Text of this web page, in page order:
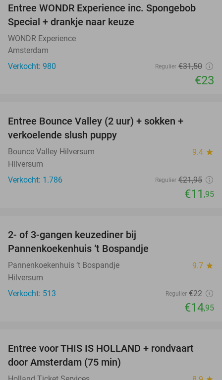
27%
Entree WONDR Experience inc. Spongebob
Special + drankje naar keuze
WONDR Experience
Amsterdam
Verkocht: 980
Regulier €31,50
€23
Entree Bounce Valley (2 uur) + sokken +
verkoelende slush puppy
Bounce Valley Hilversum 9.4 star
Hilversum
Verkocht: 1.786
Regulier €21,95
€11 ,95
2- of 3-gangen keuzediner bij
Pannenkoekenhuis ‘t Bospandje
Pannenkoekenhuis ‘t Bospandje 9.7 star
Hilversum
Verkocht: 513
Regulier €22
€14,95
14%
Entree voor THIS IS HOLLAND + rondvaart
door Amsterdam (75 min)